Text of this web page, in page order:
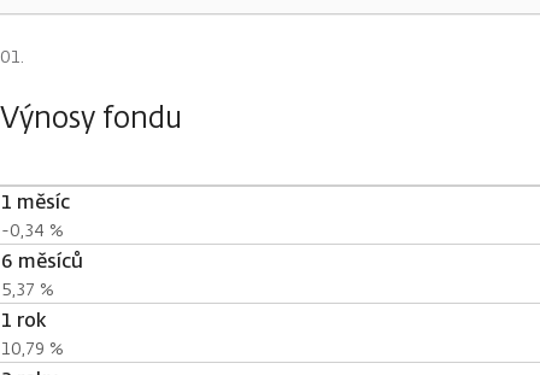
Výnosy fondu
1 měsíc
-0,34 %
6 měsíců
5,37 %
1 rok
10,79 %